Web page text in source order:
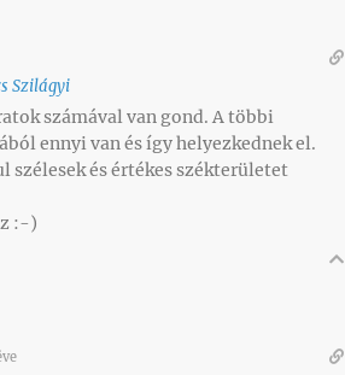
Szilágyi
számával van gond. A többi
ennyi van és így helyezkednek el.
szélesek és értékes székterületet
:-)